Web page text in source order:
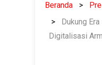
Beranda
Dukung
Digitalisasi